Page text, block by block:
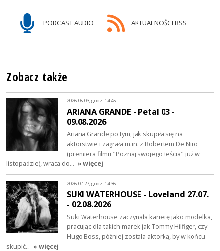
PODCAST AUDIO AKTUALNOŚCI RSS
Zobacz także
2026-08-03, godz. 14:45
ARIANA GRANDE - Petal 03 -
09.08.2026
Ariana Grande po tym, jak skupiła się na
aktorstwie i zagrała m.in. z Robertem De Niro
(premiera filmu "Poznaj swojego teścia" już w
listopadzie), wraca do… » więcej
2026-07-27, godz. 14:36
SUKI WATERHOUSE - Loveland 27.07.
- 02.08.2026
Suki Waterhouse zaczynała karierę jako modelka,
pracując dla takich marek jak Tommy Hilfiger, czy
Hugo Boss, później została aktorką, by w końcu
skupić… » więcej